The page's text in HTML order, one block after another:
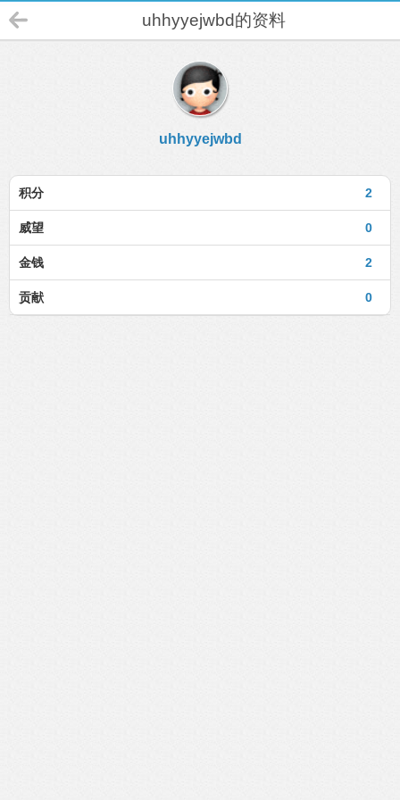
uhhyyejwbd的资料
uhhyyejwbd
2
积分
0
威望
2
金钱
0
贡献